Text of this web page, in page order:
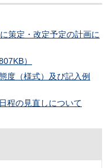
策定・改定予定の計画に
）
度（様式）及び記入例
程の見直しについて